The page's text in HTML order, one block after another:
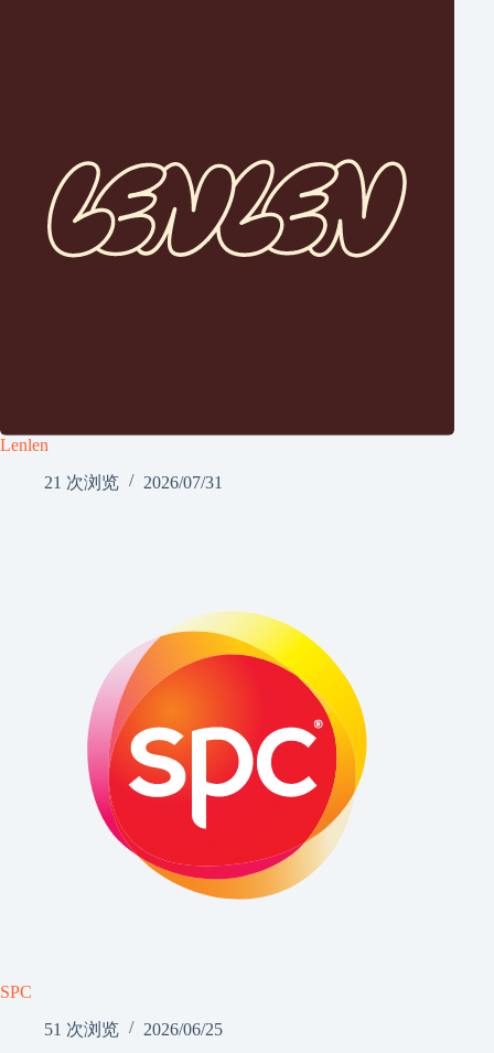
Lenlen
21 次浏览
2026/07/31
SPC
51 次浏览
2026/06/25